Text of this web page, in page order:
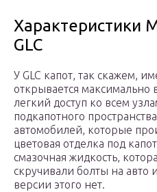
Характеристики
GLC
У GLC капот, так скажем,
открывается максимально
легкий доступ ко всем
подкапотного
автомобилей, которые
цветовая отделка под
смазочная жидкость,
скручивали болты на авто
версии этого нет.